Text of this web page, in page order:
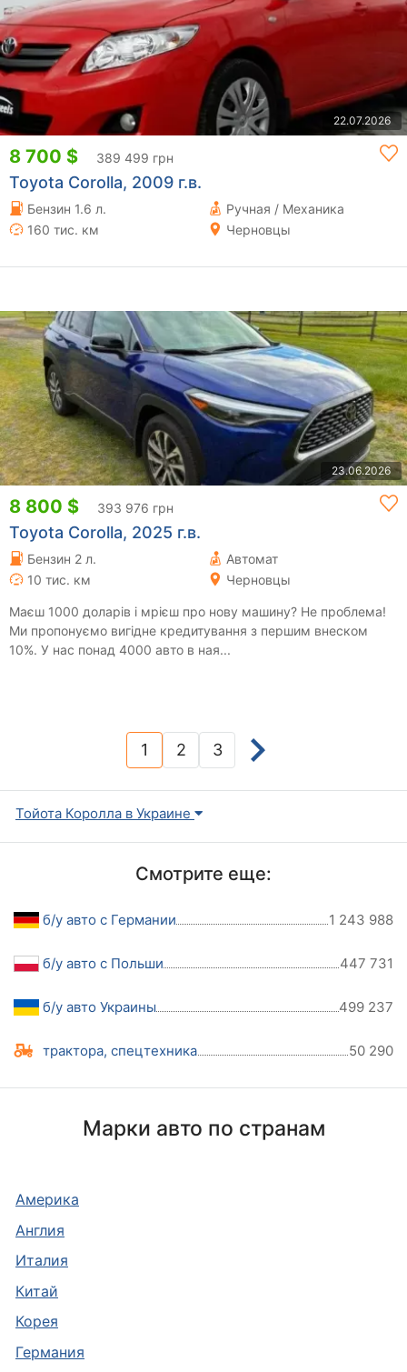
22.07.2026
8 700 $ 389 499 грн
Toyota Corolla, 2009 г.в.
Бензин 1.6 л.
Ручная / Механика
160 тис. км
Черновцы
23.06.2026
8 800 $ 393 976 грн
Toyota Corolla, 2025 г.в.
Бензин 2 л.
Автомат
10 тис. км
Черновцы
Маєш 1000 доларів і мрієш про нову машину? Не проблема!
Ми пропонуємо вигідне кредитування з першим внеском
10%. У нас понад 4000 авто в ная...
1(current)
2 3
Тойота Королла в Украине
Смотрите еще:
б/у авто с Германии 1 243 988
б/у авто с Польши 447 731
б/у авто Украины 499 237
трактора, спецтехника 50 290
Марки авто по странам
Америка
Англия
Италия
Китай
Корея
Германия